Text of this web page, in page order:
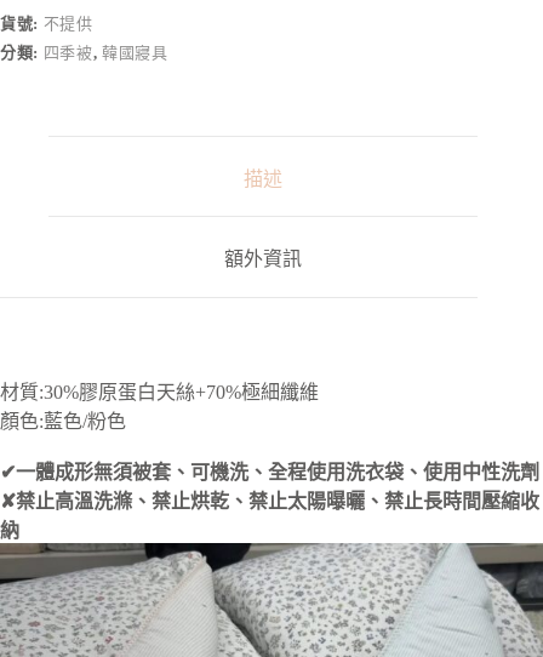
r
n
a
貨號: 不提供
分類: 四季被, 韓國寢具
描述
額外資訊
材質:30%膠原蛋白天絲+70%極細纖維
顏色:藍色/粉色
✔一體成形無須被套、可機洗、全程使用洗衣袋、使用中性洗劑
✘禁止高溫洗滌、禁止烘乾、禁止太陽曝曬、禁止長時間壓縮收
納